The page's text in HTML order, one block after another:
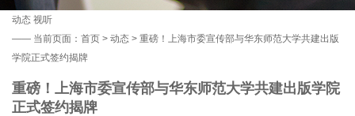
动态 视听
—— 当前页面： 首页 > 动态 > 重磅！上海市委宣传部与华东师范大学共建出版
学院正式签约揭牌
重磅！上海市委宣传部与华东师范大学共建出版学院
正式签约揭牌